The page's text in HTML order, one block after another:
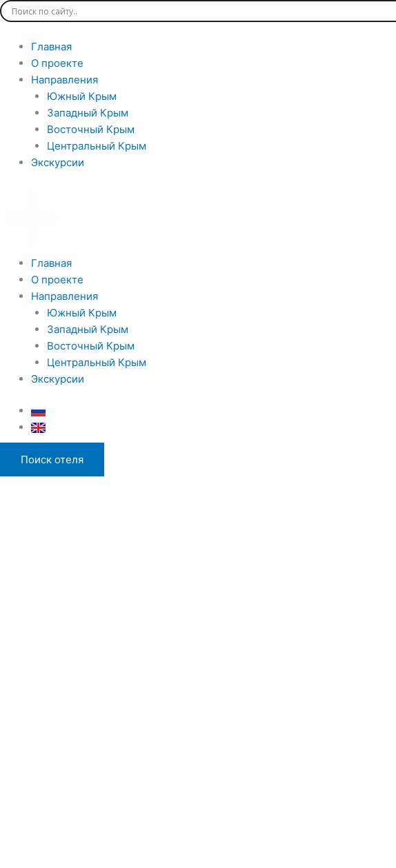
Перейти
к
содержимому
Главная
О проекте
Направления
Южный Крым
Западный Крым
Восточный Крым
Центральный Крым
Экскурсии
Главная
О проекте
Направления
Южный Крым
Западный Крым
Восточный Крым
Центральный Крым
Экскурсии
Поиск отеля